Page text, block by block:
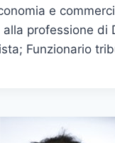
e
professione di
Funzionario